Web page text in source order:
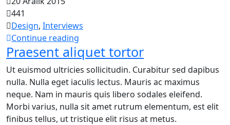
441
Design, Interviews
Continue reading
Praesent aliquet tortor
Ut euismod ultricies sollicitudin. Curabitur sed dapibus
nulla. Nulla eget iaculis lectus. Mauris ac maximus
neque. Nam in mauris quis libero sodales eleifend.
Morbi varius, nulla sit amet rutrum elementum, est elit
finibus tellus, ut tristique elit risus at metus.